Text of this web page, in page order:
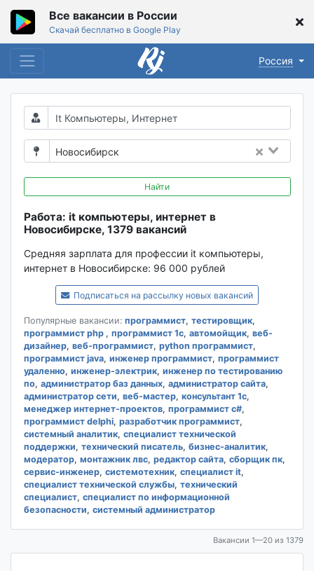
Все вакансии в России
Скачай бесплатно в Google Play
Россия
Новосибирск
Найти
Работа: it компьютеры, интернет в
Новосибирске, 1379 вакансий
Средняя зарплата для профессии it компьютеры,
интернет в Новосибирске: 96 000 рублей
Подписаться на рассылку новых вакансий
Популярные вакансии: программист, тестировщик,
программист php , программист 1с, автомойщик, веб-
дизайнер, веб-программист, python программист,
программист java, инженер программист, программист
удаленно, инженер-электрик, инженер по тестированию
по, администратор баз данных, администратор сайта,
администратор сети, веб-мастер, консультант 1с,
менеджер интернет-проектов, программист c#,
программист delphi, разработчик программист,
системный аналитик, специалист технической
поддержки, технический писатель, бизнес-аналитик,
модератор, монтажник лвс, редактор сайта, сборщик пк,
сервис-инженер, системотехник, специалист it,
специалист технической службы, технический
специалист, специалист по информационной
безопасности, системный администратор
Вакансии 1—20 из 1379